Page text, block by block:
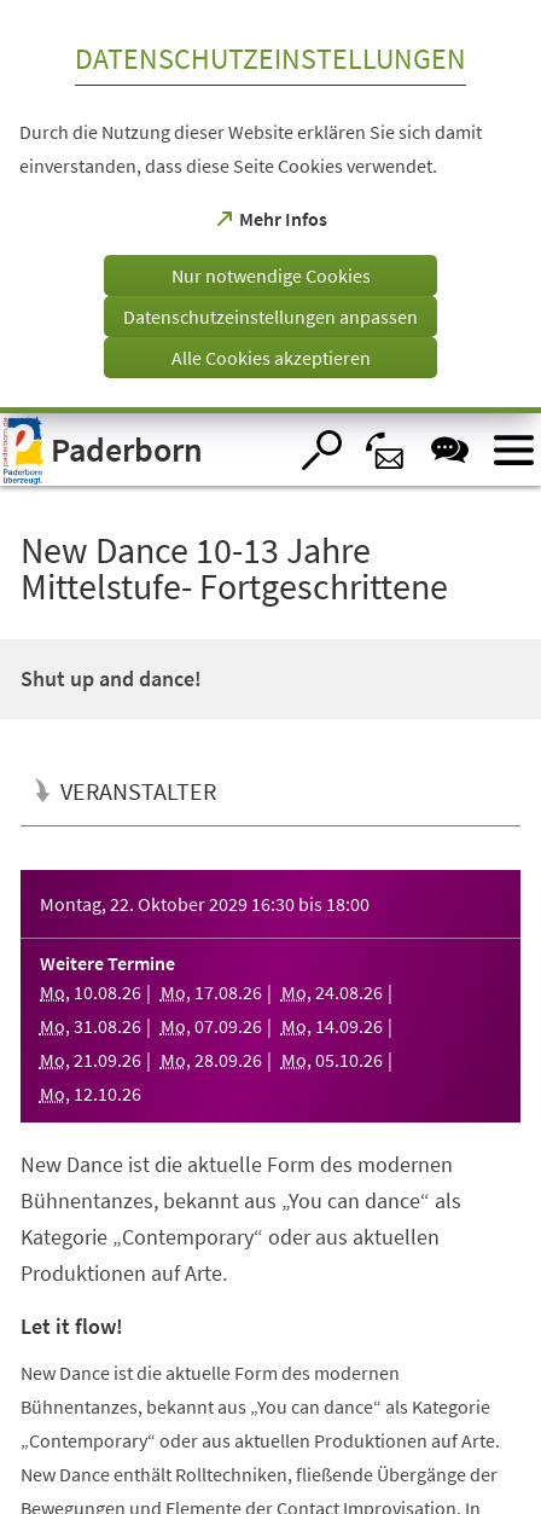
Visuelle
Assistenzsoftware
öffnen.
DATENSCHUTZEINSTELLUNGEN
Durch die Nutzung dieser Website erklären Sie sich damit
einverstanden, dass diese Seite Cookies verwendet.
Mehr Infos
(Öffnet
einem
Tab)
Nur notwendige Cookies
Datenschutzeinstellungen anpassen
Alle Cookies akzeptieren
Paderborn
New Dance 10-13 Jahre
Mittelstufe- Fortgeschrittene
Shut up and dance!
VERANSTALTER
Montag, 22. Oktober 2029 16:30 bis 18:00
Weitere Termine
Mo, 10.08.26 Mo, 17.08.26 Mo, 24.08.26
Mo, 31 .08.26 Mo, 07.09.26 Mo, 14.09.26
Mo, 21 .09.26 Mo, 28.09.26 Mo, 05.10.26
Mo, 12.10.26
New Dance ist die aktuelle Form des modernen
Bühnentanzes, bekannt aus „You can dance“ als
Kategorie „Contemporary“ oder aus aktuellen
Produktionen auf Arte.
Let it flow!
New Dance ist die aktuelle Form des modernen
Bühnentanzes, bekannt aus „You can dance“ als Kategorie
„Contemporary“ oder aus aktuellen Produktionen auf Arte.
New Dance enthält Rolltechniken, fließende Übergänge der
Bewegungen und Elemente der Contact Improvisation. In